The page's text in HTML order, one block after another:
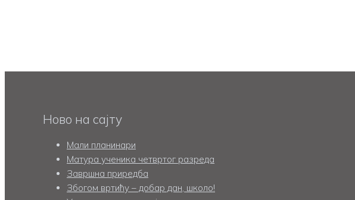
Ново на сајту
Мали планинари
Матура ученика четвртог разреда
Завршна приредба
Збогом вртићу – добар дан, школо!